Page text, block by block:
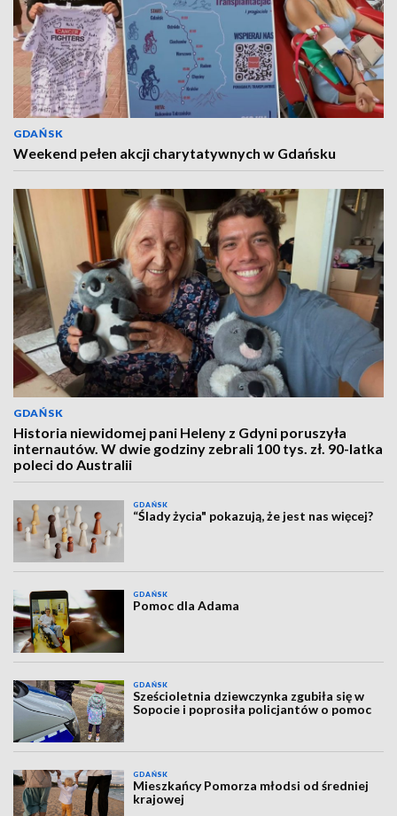
GDAŃSK
Weekend pełen akcji charytatywnych w Gdańsku
GDAŃSK
Historia niewidomej pani Heleny z Gdyni poruszyła
internautów. W dwie godziny zebrali 100 tys. zł. 90-latka
poleci do Australii
GDAŃSK
“Ślady życia" pokazują, że jest nas więcej?
GDAŃSK
Pomoc dla Adama
GDAŃSK
Sześcioletnia dziewczynka zgubiła się w
Sopocie i poprosiła policjantów o pomoc
GDAŃSK
Mieszkańcy Pomorza młodsi od średniej
krajowej